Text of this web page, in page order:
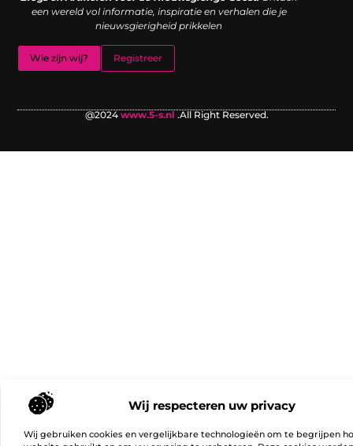
Wij respecteren uw privacy
Wij gebruiken cookies en vergelijkbare technologieën om te begrijpen
een wereld vol informatie, inspiratie en verhalen die je
nieuwsgierigheid prikkelen
Wie zijn wij? Registreer
@2024 www.5-s.nl .All Right Reserved.